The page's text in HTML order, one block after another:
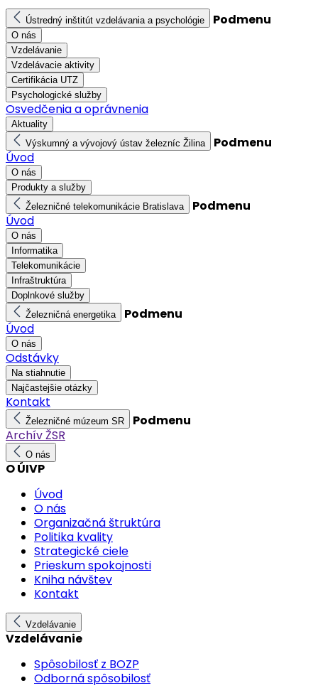
Ústredný inštitút vzdelávania a psychológie Podmenu
O nás
Vzdelávanie
Vzdelávacie aktivity
Certifikácia UTZ
Psychologické služby
Osvedčenia a oprávnenia
Aktuality
Výskumný a vývojový ústav železníc Žilina
Podmenu
Úvod
O nás
Produkty a služby
Železničné telekomunikácie Bratislava
Podmenu
Úvod
O nás
Informatika
Telekomunikácie
Infraštruktúra
Doplnkové služby
Železničná energetika
Podmenu
Úvod
O nás
Odstávky
Na stiahnutie
Najčastejšie otázky
Kontakt
Železničné múzeum SR
Podmenu
Archív ŽSR
O nás
O ÚIVP
Úvod
O nás
Organizačná štruktúra
Politika kvality
Strategické ciele
Prieskum spokojnosti
Kniha návštev
Kontakt
Vzdelávanie
Vzdelávanie
Spôsobilosť z BOZP
Odborná spôsobilosť